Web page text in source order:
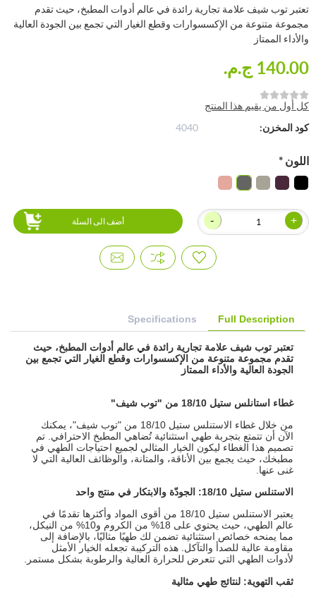
تعتبر توب شيف علامة تجارية رائدة في عالم أدوات المطبخ، حيث تقدم
مجموعة متنوعة من الإكسسوارات وقطع الغيار التي تجمع بين الجودة العالية
والأداء الممتاز
140.00 ج.م.‏
كل أول من يقيم هذا المنتج
كود المخزن:
4040
اللون *
+
- أضف الى السلة
Full Description
Specifications
تعتبر توب شيف علامة تجارية رائدة في عالم أدوات المطبخ، حيث
تقدم مجموعة متنوعة من الإكسسوارات وقطع الغيار التي تجمع بين
الجودة العالية والأداء الممتاز
غطاء استانلس ستيل 18/10 من "توب شيف"
من خلال غطاء الاستنلس ستيل 18/10 من "توب شيف"، يمكنك
الآن أن تتمتع بتجربة طهي استثنائية تُضاهي المطبخ الاحترافي. تم
تصميم هذا الغطاء ليكون الخيار المثالي لجميع احتياجات الطهي في
مطبخك، حيث يجمع بين الأناقة، والمتانة، والوظائف العالية التي لا
غنى عنها.
الاستنلس ستيل 18/10: الجودّة والابتكار في منتج واحد
يعتبر الاستنلس ستيل 18/10 من أقوى المواد وأكثرها تقدمًا في
عالم الطهي، حيث يحتوي على 18% من الكروم و10% من النيكل،
مما يمنحه خصائص استثنائية تضمن لك طهيًا مثاليًا، بالإضافة إلى
مقاومة عالية للصدأ والتآكل. هذه التركيبة تجعله الخيار الأمثل
لأدوات الطهي التي تتعرض للحرارة العالية والرطوبة بشكل مستمر.
ثقب التهوية: لنتائج طهي مثالية